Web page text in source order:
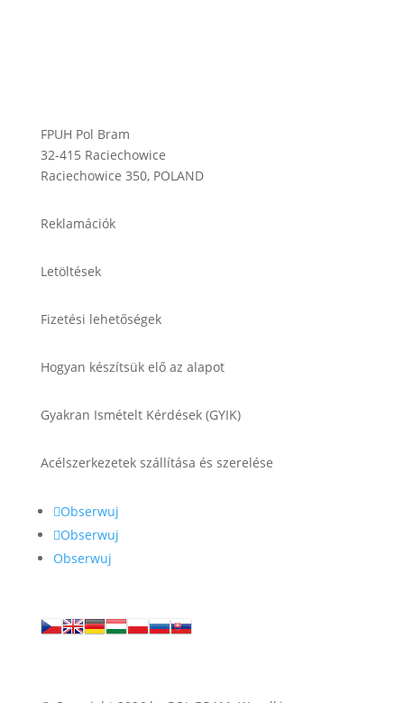
FPUH Pol Bram
32-415 Raciechowice
Raciechowice 350, POLAND
Reklamációk
Letöltések
Fizetési lehetőségek
Hogyan készítsük elő az alapot
Gyakran Ismételt Kérdések (GYIK)
Acélszerkezetek szállítása és szerelése
Obserwuj
Obserwuj
Obserwuj